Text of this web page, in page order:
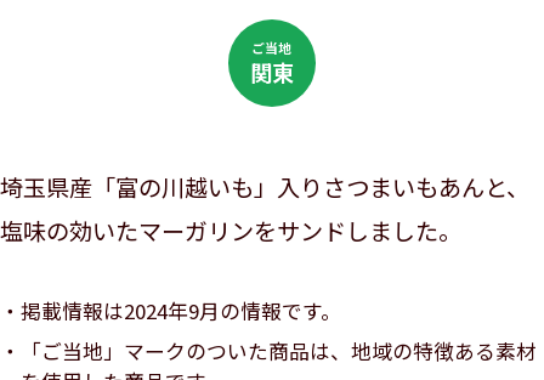
ご当地
関東
埼玉県産「富の川越いも」入りさつまいもあんと、
塩味の効いたマーガリンをサンドしました。
掲載情報は2024年9月の情報です。
「ご当地」マークのついた商品は、地域の特徴ある素材